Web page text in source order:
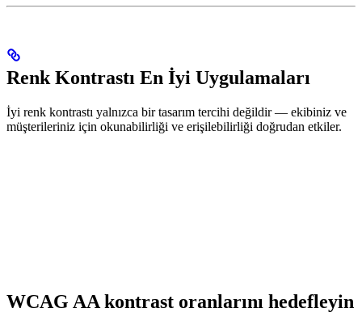
Renk Kontrastı En İyi Uygulamaları
İyi renk kontrastı yalnızca bir tasarım tercihi değildir — ekibiniz ve
müşterileriniz için okunabilirliği ve erişilebilirliği doğrudan etkiler.
WCAG AA kontrast oranlarını hedefleyin